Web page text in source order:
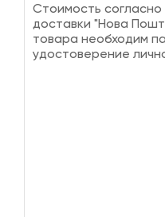
Стоимость
доставки "Нова
товара необходим
удостоверение